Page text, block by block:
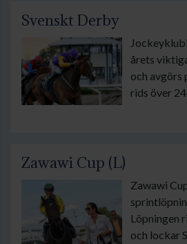
Svenskt Derby
årets
och avgörs
rids över
Zawawi Cup (L)
Zawawi
Löpningen
och lockar